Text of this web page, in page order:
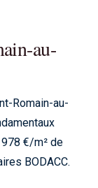
au-
Romain-au-
€/m² de
BODACC.